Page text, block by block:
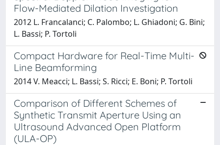
Flow-Mediated Dilation Investigation
2012 L. Francalanci; C. Palombo; L. Ghiadoni; G. Bini;
L. Bassi; P. Tortoli
Compact Hardware for Real-Time Multi-
Line Beamforming
2014 V. Meacci; L. Bassi; S. Ricci; E. Boni; P. Tortoli
Comparison of Different Schemes of
Synthetic Transmit Aperture Using an
Ultrasound Advanced Open Platform
(ULA-OP)